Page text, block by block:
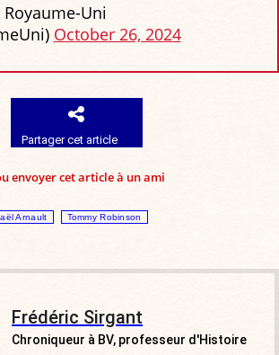
Royaume-Uni
October 26, 2024
Partager cet article
envoyer cet article à un ami
Arnault Tommy Robinson
Frédéric Sirgant
Chroniqueur à BV, professeur d'Histoire